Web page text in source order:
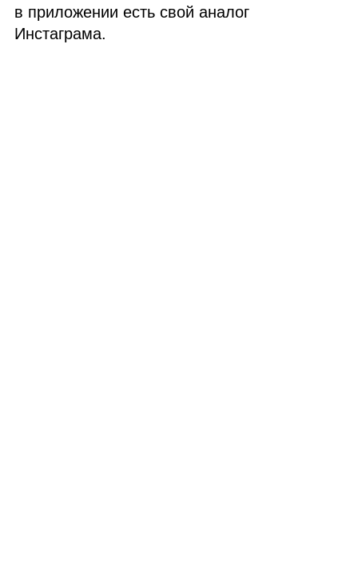
в приложении есть свой аналог
Инстаграма.